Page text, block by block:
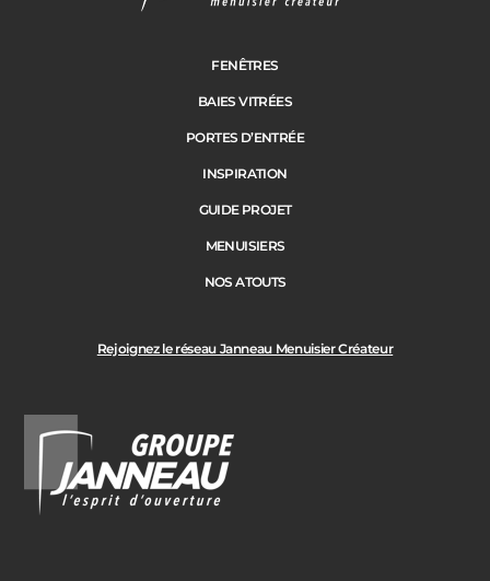
Suivant
Code Postal des travaux
Rejoignez le réseau Janneau Menuisier Créateur
FENÊTRES
BAIES VITRÉES
PORTES D’ENTRÉE
INSPIRATION
GUIDE PROJET
MENUISIERS
NOS ATOUTS